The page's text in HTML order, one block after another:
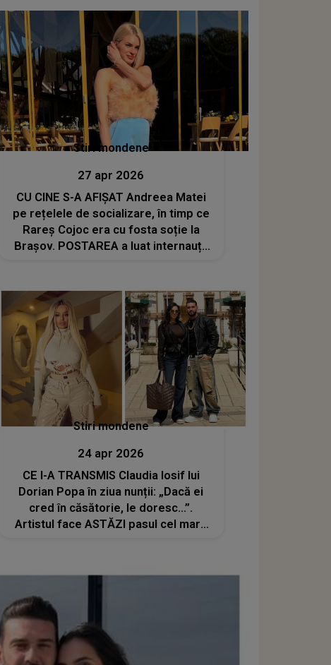
Stiri mondene
27 apr 2026
CU CINE S-A AFIȘAT Andreea Matei
pe rețelele de socializare, în timp ce
Rareș Cojoc era cu fosta soție la
Brașov. POSTAREA a luat internauții
Stiri mondene
24 apr 2026
CE I-A TRANSMIS Claudia Iosif lui
Dorian Popa în ziua nunții: „Dacă ei
cred în căsătorie, le doresc...”.
Artistul face ASTĂZI pasul cel mare